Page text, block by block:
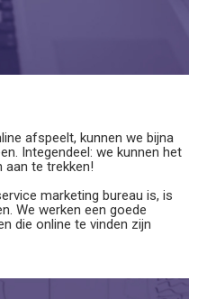
afspeelt, kunnen we bijna
Integendeel: we kunnen het
aan te trekken!
marketing bureau is, is
We werken een goede
die online te vinden zijn